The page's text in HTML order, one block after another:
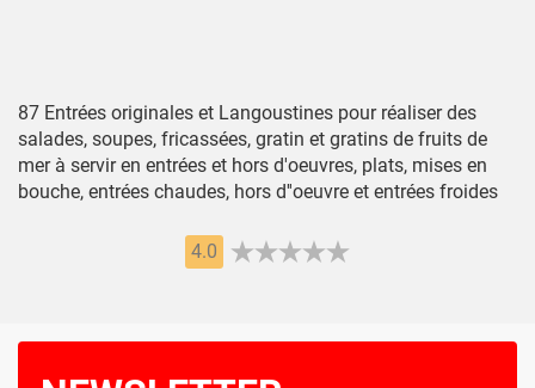
87 Entrées originales et Langoustines pour réaliser des
salades, soupes, fricassées, gratin et gratins de fruits de
mer à servir en entrées et hors d'oeuvres, plats, mises en
bouche, entrées chaudes, hors d''oeuvre et entrées froides
4.0